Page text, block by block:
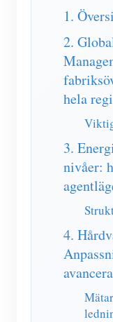
Virtuell
Solar PV
PV-
Lagra
FAQ
Bloggar
Utforska
Om oss
1.
2.
hela
3.
nivåer:
4.